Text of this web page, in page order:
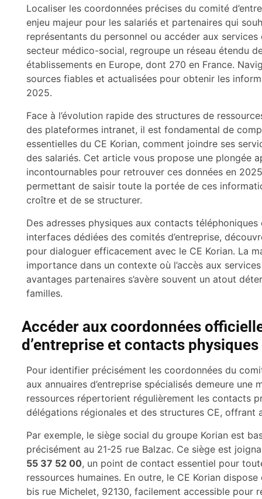
Localiser les coordonnées précises du comité
enjeu majeur pour les salariés et partenaires qui
représentants du personnel ou accéder aux
secteur médico-social, regroupe un réseau étendu
établissements en Europe, dont 270 en France.
sources fiables et actualisées pour obtenir les
2025.
Face à l’évolution rapide des structures de
des plateformes intranet, il est fondamental de
essentielles du CE Korian, comment joindre ses
des salariés. Cet article vous propose une plongée
incontournables pour retrouver ces données en
permettant de saisir toute la portée de ces
croître et de se structurer.
Des adresses physiques aux contacts
interfaces dédiées des comités d’entreprise,
pour dialoguer efficacement avec le CE Korian. La
importance dans un contexte où l’accès aux
avantages partenaires s’avère souvent un atout
familles.
Accéder aux coordonnées
d’entreprise et contacts physiques
Pour identifier précisément les coordonnées du
aux annuaires d’entreprise spécialisés demeure
ressources répertorient régulièrement les contacts
délégations régionales et des structures CE, offrant
Par exemple, le siège social du groupe Korian est
précisément au 21-25 rue Balzac. Ce siège est
55 37 52 00, un point de contact essentiel pour
ressources humaines. En outre, le CE Korian
bis rue Michelet, 92130, facilement accessible pour